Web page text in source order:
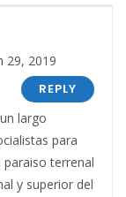
29, 2019
REPLY
largo
para
terrenal
y superior del